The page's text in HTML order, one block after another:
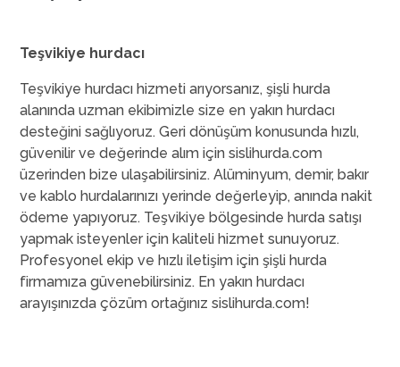
Teşvikiye hurdacı
Teşvikiye hurdacı hizmeti arıyorsanız, şişli hurda
alanında uzman ekibimizle size en yakın hurdacı
desteğini sağlıyoruz. Geri dönüşüm konusunda hızlı,
güvenilir ve değerinde alım için sislihurda.com
üzerinden bize ulaşabilirsiniz. Alüminyum, demir, bakır
ve kablo hurdalarınızı yerinde değerleyip, anında nakit
ödeme yapıyoruz. Teşvikiye bölgesinde hurda satışı
yapmak isteyenler için kaliteli hizmet sunuyoruz.
Profesyonel ekip ve hızlı iletişim için şişli hurda
firmamıza güvenebilirsiniz. En yakın hurdacı
arayışınızda çözüm ortağınız sislihurda.com!